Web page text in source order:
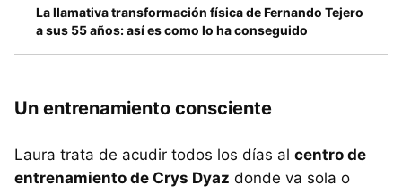
La llamativa transformación física de Fernando Tejero
a sus 55 años: así es como lo ha conseguido
Un entrenamiento consciente
Laura trata de acudir todos los días al centro de
entrenamiento de Crys Dyaz donde va sola o